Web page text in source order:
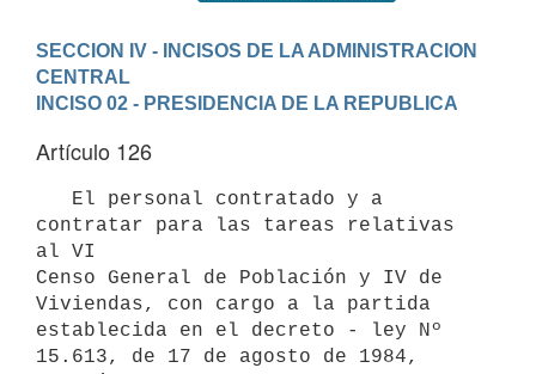
SECCION IV - INCISOS DE LA ADMINISTRACION
CENTRAL
INCISO 02 - PRESIDENCIA DE LA REPUBLICA
Artículo 126
contratar para las tareas relativas
al VI
Censo General de Población y IV de
Viviendas, con cargo a la partida
establecida en el decreto - ley Nº
15.613, de 17 de agosto de 1984,